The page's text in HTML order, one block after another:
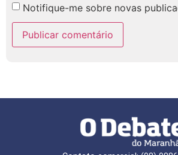
Notifique-me sobre novas